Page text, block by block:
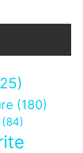
(180)
(84)